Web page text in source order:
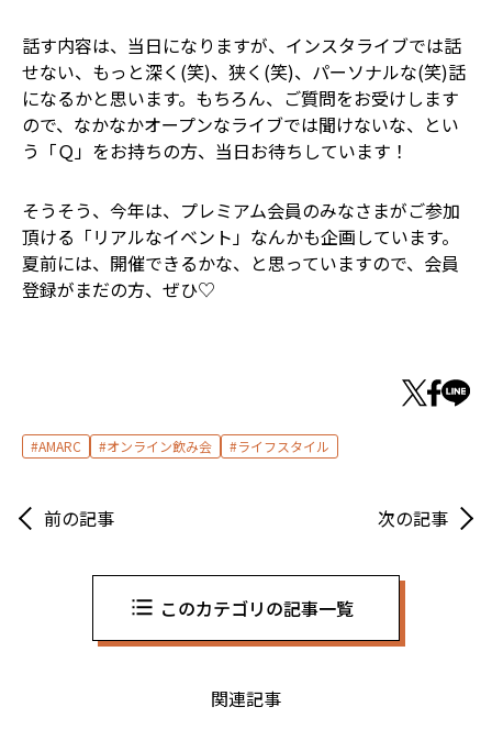
話す内容は、当日になりますが、インスタライブでは話
せない、もっと深く(笑)、狭く(笑)、パーソナルな(笑)話
になるかと思います。もちろん、ご質問をお受けします
ので、なかなかオープンなライブでは聞けないな、とい
う「Ｑ」をお持ちの方、当日お待ちしています！
そうそう、今年は、プレミアム会員のみなさまがご参加
頂ける「リアルなイベント」なんかも企画しています。
夏前には、開催できるかな、と思っていますので、会員
登録がまだの方、ぜひ♡
AMARC オンライン飲み会 ライフスタイル
前の記事 次の記事
このカテゴリの記事一覧
関連記事